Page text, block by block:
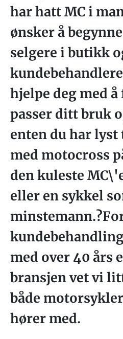
har hatt MC i
ønsker å
selgere i butikk
hjelpe deg med
passer ditt bruk
enten du har lyst
med motocross
den kuleste
eller en sykkel
med over 40 års
bransjen vet vi
både
hører med.